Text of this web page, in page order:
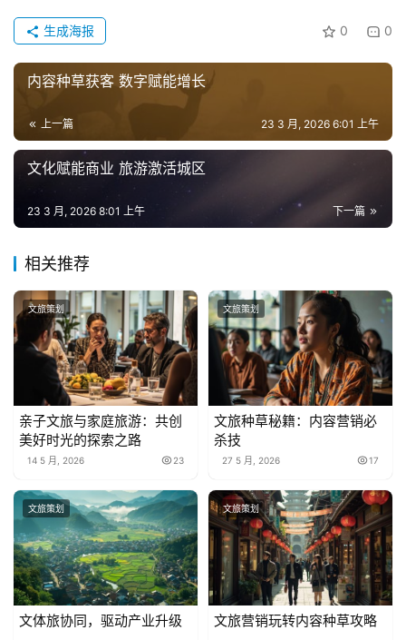
0 0
生成海报
内容种草获客 数字赋能增长
上一篇 23 3 月, 2026 6:01 上午
文化赋能商业 旅游激活城区
下一篇
23 3 月, 2026 8:01 上午
相关推荐
文旅策划
亲子文旅与家庭旅游：共创
美好时光的探索之路
14 5 月, 2026 23
文旅策划
文旅种草秘籍：内容营销必
杀技
27 5 月, 2026 17
文旅策划
文体旅协同，驱动产业升级
文旅策划
文旅营销玩转内容种草攻略